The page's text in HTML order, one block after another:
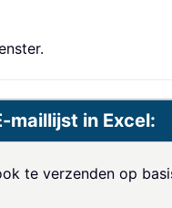
maillijst in Excel:
te verzenden op